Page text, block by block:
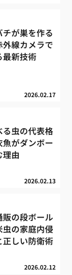
チが巣を作る
外線カメラで
最新技術
2026.02.17
る虫の代表格
魚がダンボー
理由
2026.02.13
販の段ボール
虫の家庭内侵
正しい防衛術
2026.02.12